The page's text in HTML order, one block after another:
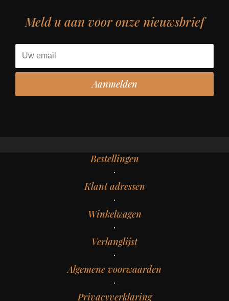
Meld u aan voor onze nieuwsbrief
Bestellingen
Klant adressen
Winkelwagen
Verlanglijst
Algemene voorwaarden
Privacyverklaring